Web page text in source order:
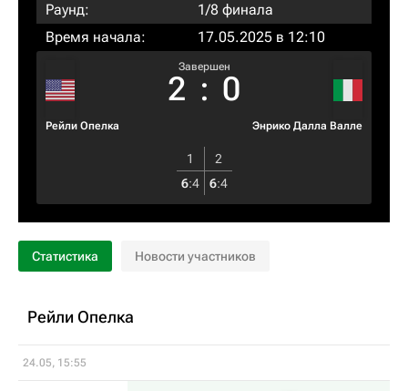
Раунд:
1/8 финала
Время начала:
17.05.2025 в 12:10
Рейли Опелка
Завершен
2 : 0
Энрико Далла Валле
1
2
6:4 6:4
Статистика Новости участников
Рейли Опелка
24.05, 15:55